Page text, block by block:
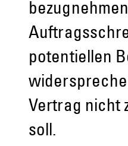
potentiellen
Vertrag nicht
soll.